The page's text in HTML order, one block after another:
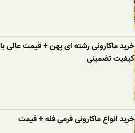
خرید ماکارونی رشته ای پهن + قیمت عالی با
کیفیت تضمینی
خرید انواع ماکارونی فرمی فله + قیمت